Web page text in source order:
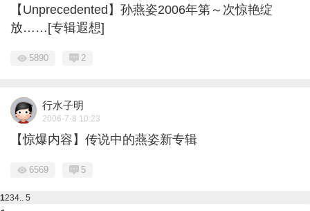
【Unprecedented】孙燕姿2006年第～次惊艳绽
放……[专辑遐想]
5890 2
行水子明
2006-7-8 10:23
【惊爆内容】传说中的燕姿新专辑
6569 5
1234.. 5